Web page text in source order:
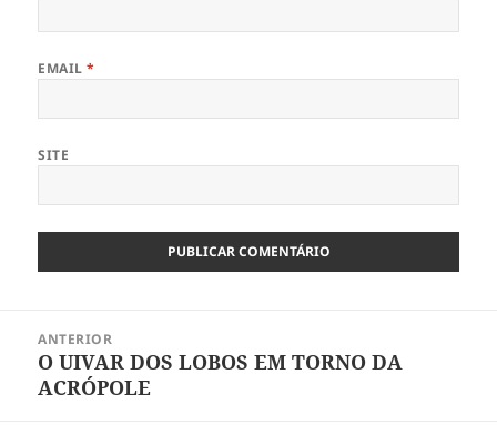
EMAIL*
SITE
artigos
ANTERIOR
Artigo
anterior:
O UIVAR DOS LOBOS EM TORNO DA
ACRÓPOLE